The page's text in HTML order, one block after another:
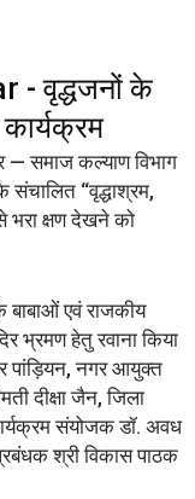
- वृद्धजनों के
समाज कल्याण विभाग
संचालित “वृद्धाश्रम,
भरा क्षण देखने को
बाबाओं एवं राजकीय
भ्रमण हेतु रवाना किया
पांड़ियन, नगर आयुक्त
दीक्षा जैन, जिला
संयोजक डॉ. अवध
श्री विकास पाठक